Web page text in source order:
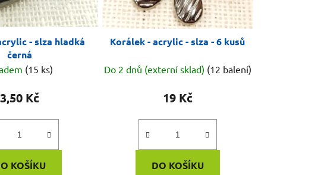
- slza hladká
černá
(15 ks)
3,50 Kč
KOŠÍKU
Korálek - acrylic - slza - 6 kusů
Do 2 dnů (externí sklad) (12 balení)
19 Kč
DO KOŠÍKU